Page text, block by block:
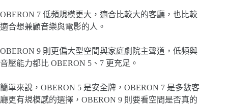
OBERON 7 低頻規模更大，適合比較大的客廳，也比較
適合想兼顧音樂與電影的人。
OBERON 9 則更偏大型空間與家庭劇院主聲道，低頻與
音壓能力都比 OBERON 5、7 更充足。
簡單來說，OBERON 5 是安全牌，OBERON 7 是多數客
廳更有規模感的選擇，OBERON 9 則要看空間是否真的